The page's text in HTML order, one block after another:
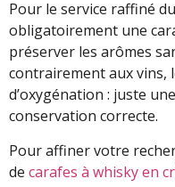
Pour le service raffiné
obligatoirement une
préserver les arômes
contrairement aux vins,
d’oxygénation : juste
conservation correcte.
Pour affiner votre
de carafes à whisky en